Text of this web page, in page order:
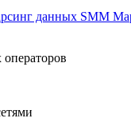
данных SMM